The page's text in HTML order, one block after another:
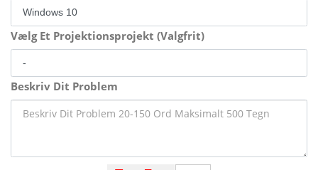
Vælg Et Projektionsprojekt (Valgfrit)
Beskriv Dit Problem